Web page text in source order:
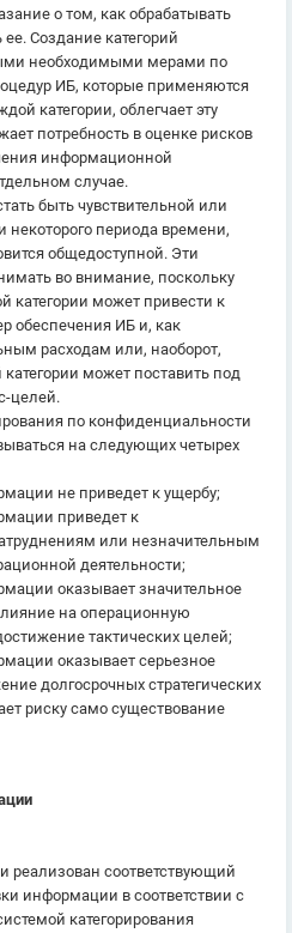
о том, как обрабатывать
Создание категорий
необходимыми мерами по
ИБ, которые применяются
категории, облегчает эту
потребность в оценке рисков
информационной
случае.
быть чувствительной или
некоторого периода времени,
общедоступной. Эти
во внимание, поскольку
категории может привести к
обеспечения ИБ и, как
расходам или, наоборот,
может поставить под
целей.
по конфиденциальности
на следующих четырех
не приведет к ущербу;
приведет к
или незначительным
деятельности;
оказывает значительное
на операционную
тактических целей;
оказывает серьезное
долгосрочных стратегических
риску само существование
реализован соответствующий
информации в соответствии с
категорирования